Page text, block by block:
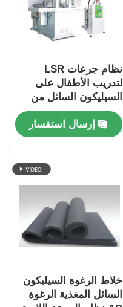
نظام جرعات LSR
لتدريب الأطفال على
السيليكون السائل من
الدرجة الغذائية
إرسال استفسار
خلاط الرغوة السيليكون
السائل المغذية الرغوة